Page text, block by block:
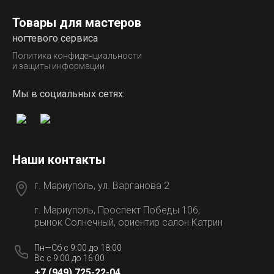
Товары для мастеров
ногтевого сервиса
Политика конфиденциальности
и защиты информации
Мы в социальных сетях:
Наши контакты
г. Мариуполь, ул. Варганова 2
г. Мариуполь, Проспект Победы 106,
рынок Солнечный, ориентир салон Катрин
Пн—Сб с 9:00 до 18:00
Вс с 9:00 до 16:00